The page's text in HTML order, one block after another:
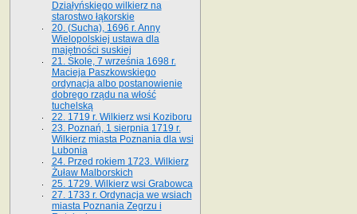
Działyńskiego wilkierz na
starostwo łąkorskie
20. (Sucha), 1696 r. Anny
Wielopolskiej ustawa dla
majętności suskiej
21. Skole, 7 września 1698 r.
Macieja Paszkowskiego
ordynacja albo postanowienie
dobrego rządu na włość
tuchelską
22. 1719 r. Wilkierz wsi Koziboru
23. Poznań, 1 sierpnia 1719 r.
Wilkierz miasta Poznania dla wsi
Lubonia
24. Przed rokiem 1723. Wilkierz
Żuław Malborskich
25. 1729. Wilkierz wsi Grabowca
27. 1733 r. Ordynacja we wsiach
miasta Poznania Zegrzu i